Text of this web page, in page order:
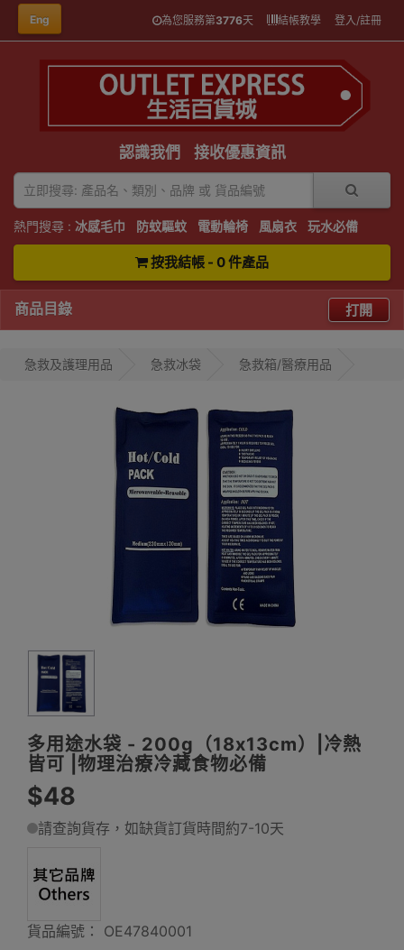
Eng 為您服務第3776天 結帳教學 登入/註冊
認識我們 接收優惠資訊
熱門搜尋 : 冰感毛巾 防蚊驅蚊 電動輪椅 風扇衣 玩水必備
按我結帳 - 0 件產品
商品目錄 打開
急救及護理用品 急救冰袋 急救箱/醫療用品
多用途水袋 - 200g（18x13cm）|冷熱
皆可 |物理治療冷藏食物必備
$48
請查詢貨存，如缺貨訂貨時間約7-10天
貨品編號： OE47840001